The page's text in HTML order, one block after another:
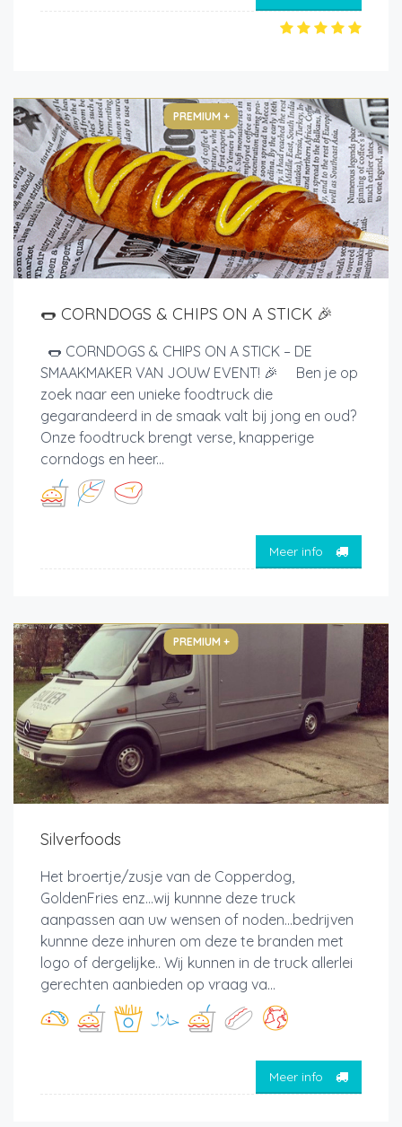
PREMIUM +
🌭 CORNDOGS & CHIPS ON A STICK 🎉
🌭 CORNDOGS & CHIPS ON A STICK – DE
SMAAKMAKER VAN JOUW EVENT! 🎉 Ben je op
zoek naar een unieke foodtruck die
gegarandeerd in de smaak valt bij jong en oud?
Onze foodtruck brengt verse, knapperige
corndogs en heer...
Meer info
PREMIUM +
Silverfoods
Het broertje/zusje van de Copperdog,
GoldenFries enz...wij kunnne deze truck
aanpassen aan uw wensen of noden...bedrijven
kunnne deze inhuren om deze te branden met
logo of dergelijke.. Wij kunnen in de truck allerlei
gerechten aanbieden op vraag va...
Meer info